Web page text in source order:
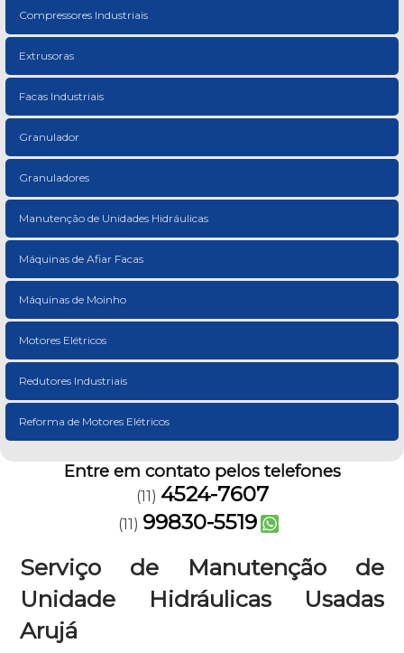
Compressores Industriais
Extrusoras
Facas Industriais
Granulador
Granuladores
Manutenção de Unidades Hidráulicas
Máquinas de Afiar Facas
Máquinas de Moinho
Motores Elétricos
Redutores Industriais
Reforma de Motores Elétricos
Entre em contato pelos telefones
(11) 4524-7607
(11) 99830-5519
Serviço de Manutenção de
Unidade Hidráulicas Usadas
Arujá